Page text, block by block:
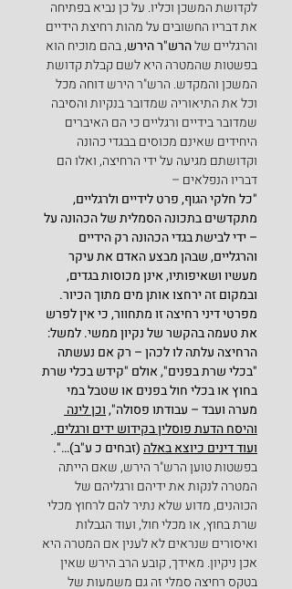
לקדושת המשכן וכליו. על כן נביא בפתיחה
את דבריו החשובים על מהות רחיצת הידיים
והרגליים של הרש"ר הירש, בהם מוכיח הוא
בפשטות שהמטרה היא לשם קבלת קדושת
המשכן והמקדש. הרש"ר הירש דוחה מכל
וכל את התיאוריה שמדובר בנקיות והסיבה
שמדובר בידיים ורגליים כי הם האיברים
היחידים שאינם מכוסים בבגדי כהונה
וקדושתם מגיעה על ידי הרחיצה, ואלו הם
דבריו הנפלאים –
"כל חלקי הגוף, פרט לידיים ולרגליים,
מתקדשים בתכונה הסמלית של הכהונה על
– ידי לבישת בגדי הכהונה רק הידיים
והרגליים, שבהן מבצע האדם את עיקר
מעשיו ושאיפותיו, אינן מכוסות בגדים,
ובמקום זה ירחצו אותן מים מתוך הכיור.
מפרטי דיני רחיצה זו מתחוור, כי אין לפרש
את טעמה בהקשר של נקיון ממשי. למשל:
הרחיצה עלתה לו לכהן – רק אם נעשתה
"בכלי שרת בפנים", אולם "קידש בכלי שרת
בחוץ או בכלי חול בפנים או שטבל במי
מערה ועבד – עבודתו פסולה", וכן לינה
והיסח הדעת פוסלין בקידוש ידים ורגלים,
ועוד דינים כיוצא באלה (זבחים כ ע"ב)…".
בפשטות טוען הרש"ר הירש, שאם הייתה
המטרה לנקות את ידיהם ורגליהם של
הכוהנים, מדוע שלא נתיר להם לרחוץ מכלי
שרת בחוץ, או מכלי חול, ועוד הגבלות
ואיסורים שנראים לא לענין אם המטרה היא
אכן ניקיון. מאידך, קובע הרב הירש שאין
בטקס רחיצה סמלי זה גם משמעות של